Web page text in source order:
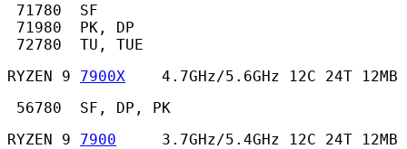
71780  SF
71980  PK, DP
72780  TU, TUE
RYZEN 9 7900X
4.7GHz/5.6GHz 12C 24T 12MB
56780  SF, DP, PK
RYZEN 9 7900
3.7GHz/5.4GHz 12C 24T 12MB